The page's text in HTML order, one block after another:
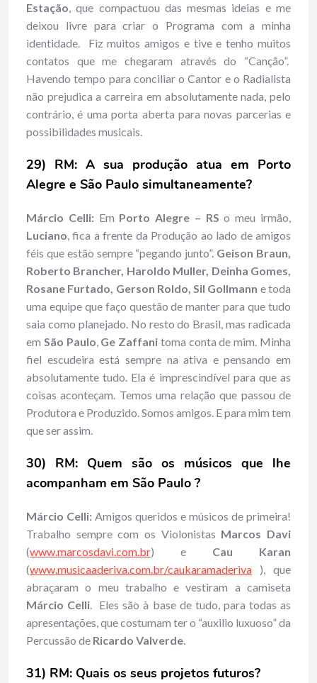
Estação, que compactuou das mesmas ideias e me
deixou livre para criar o Programa com a minha
identidade. Fiz muitos amigos e tive e tenho muitos
contatos que me chegaram através do “Canção”.
Havendo tempo para conciliar o Cantor e o Radialista
não prejudica a carreira em absolutamente nada, pelo
contrário, é uma porta aberta para novas parcerias e
possibilidades musicais.
29) RM: A sua produção atua em Porto
Alegre e São Paulo simultaneamente?
Márcio Celli:Em Porto Alegre – RS o meu irmão,
Luciano, fica a frente da Produção ao lado de amigos
féis que estão sempre “pegando junto”. Geison Braun,
Roberto Brancher, Haroldo Muller, Deinha Gomes,
Rosane Furtado, Gerson Roldo, Sil Gollmann e toda
uma equipe que faço questão de manter para que tudo
saia como planejado. No resto do Brasil, mas radicada
em São Paulo, Ge Zaffani toma conta de mim. Minha
fiel escudeira está sempre na ativa e pensando em
absolutamente tudo. Ela é imprescindível para que as
coisas aconteçam. Temos uma relação que passou de
Produtora e Produzido. Somos amigos. E para mim tem
que ser assim.
30) RM: Quem são os músicos que lhe
acompanham em São Paulo ?
Márcio Celli: Amigos queridos e músicos de primeira!
Trabalho sempre com os Violonistas Marcos Davi
(www.marcosdavi.com.br) e Cau Karan
(www.musicaaderiva.com.br/caukaramaderiva ), que
abraçaram o meu trabalho e vestiram a camiseta
Márcio Celli. Eles são à base de tudo, para todas as
apresentações, que costumam ter o “auxilio luxuoso” da
Percussão de Ricardo Valverde.
31) RM: Quais os seus projetos futuros?